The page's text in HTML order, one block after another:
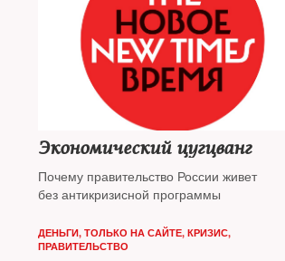
Экономический цугцванг
Почему правительство России живет
без антикризисной программы
ДЕНЬГИ, ТОЛЬКО НА САЙТЕ, КРИЗИС,
ПРАВИТЕЛЬСТВО